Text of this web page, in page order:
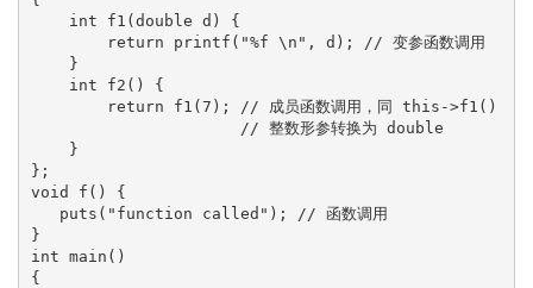
int f1 (double d )
{
return printf ( "%f \n " , d ) ;
// 变参函数调用
}
int f2 ( )
{
return f1 (7 ) ;
// 成员函数调用，同 this->f1()
// 整数形参转换为 double
}
} ;
void f ( )
{
   puts
( "function called" ) ;
// 函数调用
}
int main ( )
{